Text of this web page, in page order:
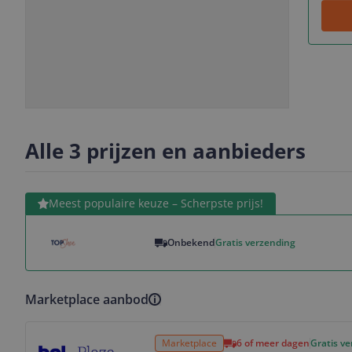
Alle 3 prijzen en aanbieders
Meest populaire keuze – Scherpste prijs!
OnbekendGratis verzending
Bekijk product
Marketplace aanbod
Marketplace 6 of meer dagenGratis